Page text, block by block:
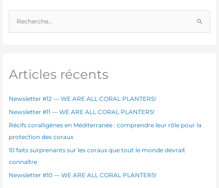
e
r
:
Articles récents
Newsletter #12 — WE ARE ALL CORAL PLANTERS!
Newsletter #11 — WE ARE ALL CORAL PLANTERS!
Récifs coralligènes en Méditerranée : comprendre leur rôle pour la
protection des coraux
10 faits surprenants sur les coraux que tout le monde devrait
connaître
Newsletter #10 — WE ARE ALL CORAL PLANTERS!